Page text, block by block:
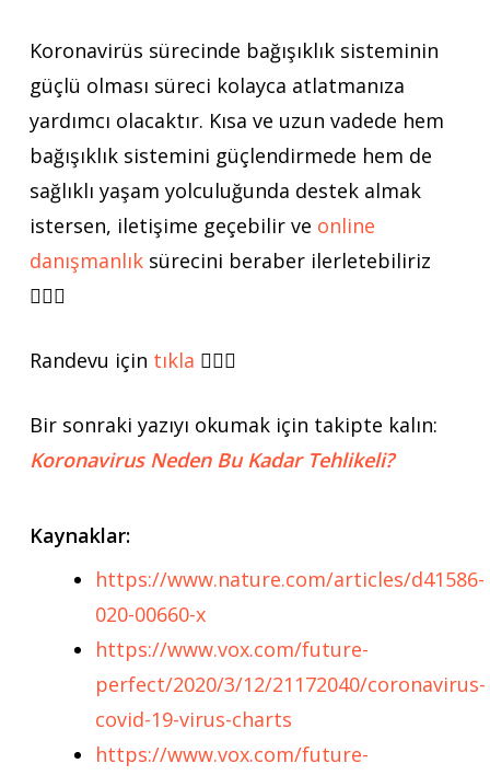
Koronavirüs sürecinde bağışıklık sisteminin
güçlü olması süreci kolayca atlatmanıza
yardımcı olacaktır. Kısa ve uzun vadede hem
bağışıklık sistemini güçlendirmede hem de
sağlıklı yaşam yolculuğunda destek almak
istersen, iletişime geçebilir ve online
danışmanlıksürecini beraber ilerletebiliriz
🙋🏻‍♂️
Randevu için tıkla 🙋🏻‍♂️
Bir sonraki yazıyı okumak için takipte kalın:
Koronavirus Neden Bu Kadar Tehlikeli?
Kaynaklar:
https://www.nature.com/articles/d41586-
020-00660-x
https://www.vox.com/future-
perfect/2020/3/12/21172040/coronavirus-
covid-19-virus-charts
https://www.vox.com/future-